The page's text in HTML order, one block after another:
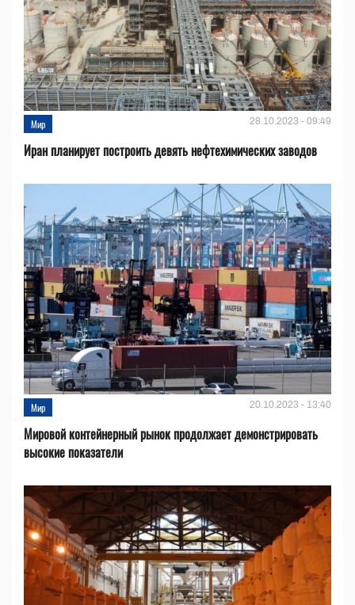
Мир 28.10.2023 - 09:49
Иран планирует построить девять нефтехимических заводов
Мир 20.10.2023 - 13:40
Мировой контейнерный рынок продолжает демонстрировать
высокие показатели